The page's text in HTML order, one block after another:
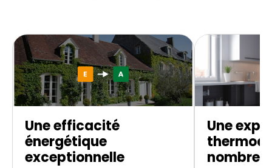
Une efficacité
énergétique
exceptionnelle
Une